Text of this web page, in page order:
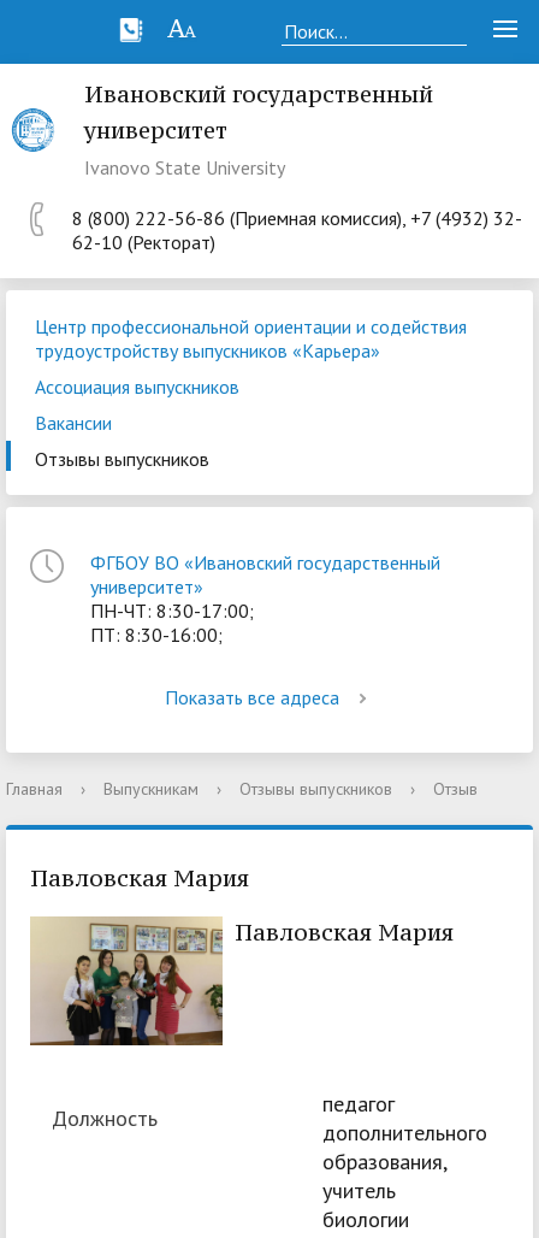
Ивановский государственный
университет
Ivanovo State University
8 (800) 222-56-86 (Приемная комиссия), +7 (4932) 32-
62-10 (Ректорат)
Центр профессиональной ориентации и содействия
трудоустройству выпускников «Карьера»
Ассоциация выпускников
Вакансии
Отзывы выпускников
ФГБОУ ВО «Ивановский государственный
университет»
ПН-ЧТ: 8:30-17:00;
ПТ: 8:30-16:00;
Показать все адреса
Главная › Выпускникам › Отзывы выпускников › Отзыв
Павловская Мария
Павловская Мария
Должность
педагог
дополнительного
образования,
учитель
биологии